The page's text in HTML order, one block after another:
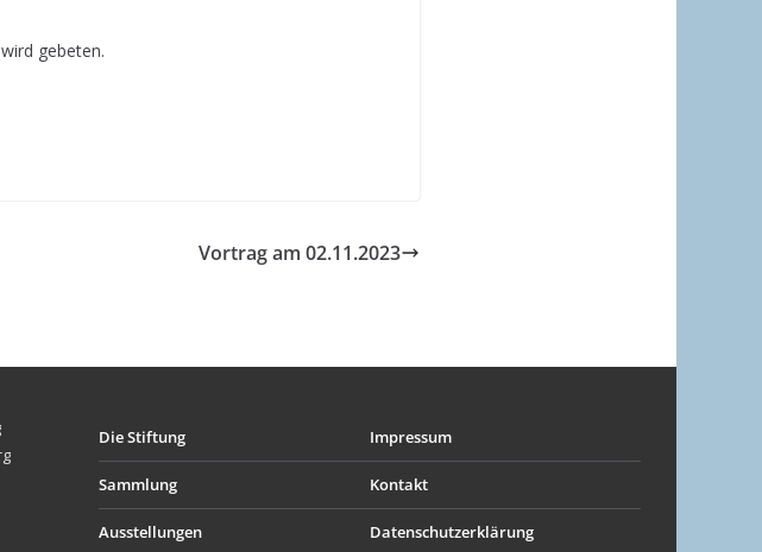
wird gebeten.
Vortrag am 02.11.2023
Die Stiftung
Sammlung
Ausstellungen
Impressum
Kontakt
Datenschutzerklärung